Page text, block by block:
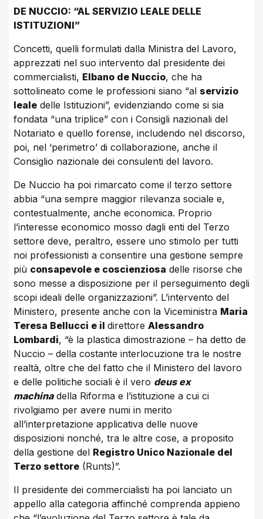
DE NUCCIO: “AL SERVIZIO LEALE DELLE
ISTITUZIONI”
Concetti, quelli formulati dalla Ministra del Lavoro,
apprezzati nel suo intervento dal presidente dei
commercialisti, Elbano de Nuccio, che ha
sottolineato come le professioni siano “al servizio
leale delle Istituzioni”, evidenziando come si sia
fondata “una triplice” con i Consigli nazionali del
Notariato e quello forense, includendo nel discorso,
poi, nel ‘perimetro’ di collaborazione, anche il
Consiglio nazionale dei consulenti del lavoro.
De Nuccio ha poi rimarcato come il terzo settore
abbia “una sempre maggior rilevanza sociale e,
contestualmente, anche economica. Proprio
l’interesse economico mosso dagli enti del Terzo
settore deve, peraltro, essere uno stimolo per tutti
noi professionisti a consentire una gestione sempre
più consapevole e coscienziosa delle risorse che
sono messe a disposizione per il perseguimento degli
scopi ideali delle organizzazioni”. L’intervento del
Ministero, presente anche con la Viceministra Maria
Teresa Bellucci e il direttore Alessandro
Lombardi, “è la plastica dimostrazione – ha detto de
Nuccio – della costante interlocuzione tra le nostre
realtà, oltre che del fatto che il Ministero del lavoro
e delle politiche sociali è il vero deus ex
machinadella Riforma e l’istituzione a cui ci
rivolgiamo per avere numi in merito
all’interpretazione applicativa delle nuove
disposizioni nonché, tra le altre cose, a proposito
della gestione del Registro Unico Nazionale del
Terzo settore (Runts)”.
Il presidente dei commercialisti ha poi lanciato un
appello alla categoria affinché comprenda appieno